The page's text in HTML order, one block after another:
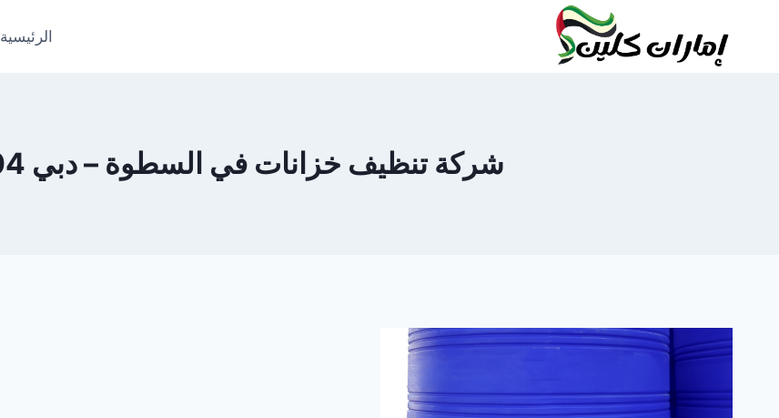
الرئيسية
شركة تنظيف خزانات في السطوة – دبي 0553690604